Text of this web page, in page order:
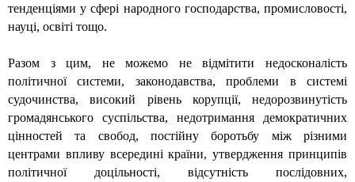
тенденціями у сфері народного господарства, промисловості,
науці, освіті тощо.
Разом з цим, не можемо не відмітити недосконалість
політичної системи, законодавства, проблеми в системі
судочинства, високий рівень корупції, недорозвинутість
громадянського суспільства, недотримання демократичних
цінностей та свобод, постійну боротьбу між різними
центрами впливу всередині країни, утвердження принципів
політичної доцільності, відсутність послідовних,